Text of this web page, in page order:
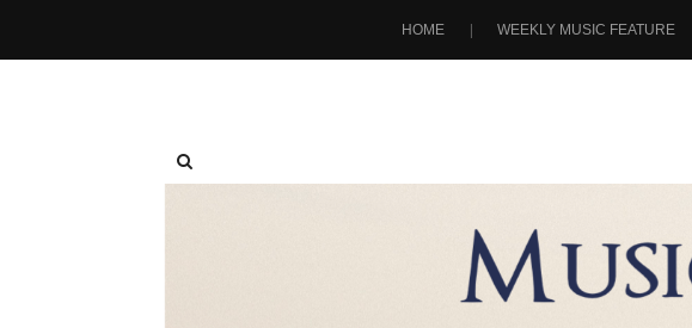
HOME WEEKLY MUSIC FEATURE